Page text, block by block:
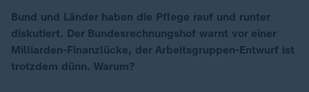
Bund und Länder haben die Pflege rauf und runter
diskutiert. Der Bundesrechnungshof warnt vor einer
Milliarden-Finanzlücke, der Arbeitsgruppen-Entwurf ist
trotzdem dünn. Warum?